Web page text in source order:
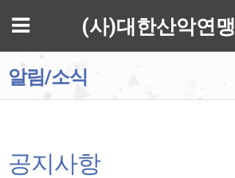
메뉴 (사)대한산악연맹
알림/소식
공지사항